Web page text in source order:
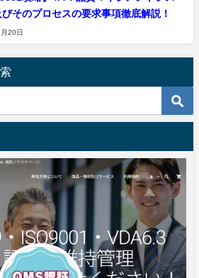
びそのプロセスの要求事項徹底解説！
20日